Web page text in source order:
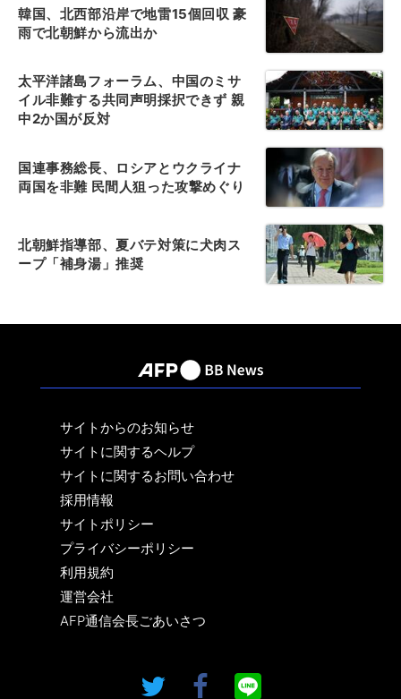
韓国、北西部沿岸で地雷15個回収 豪
雨で北朝鮮から流出か
太平洋諸島フォーラム、中国のミサ
イル非難する共同声明採択できず 親
中2か国が反対
国連事務総長、ロシアとウクライナ
両国を非難 民間人狙った攻撃めぐり
北朝鮮指導部、夏バテ対策に犬肉ス
ープ「補身湯」推奨
サイトからのお知らせ
サイトに関するヘルプ
サイトに関するお問い合わせ
採用情報
サイトポリシー
プライバシーポリシー
利用規約
運営会社
AFP通信会長ごあいさつ